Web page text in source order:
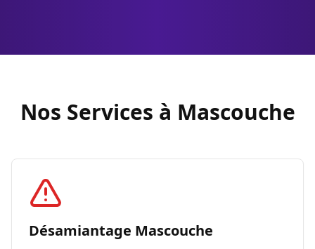
Nos Services à Mascouche
Désamiantage Mascouche